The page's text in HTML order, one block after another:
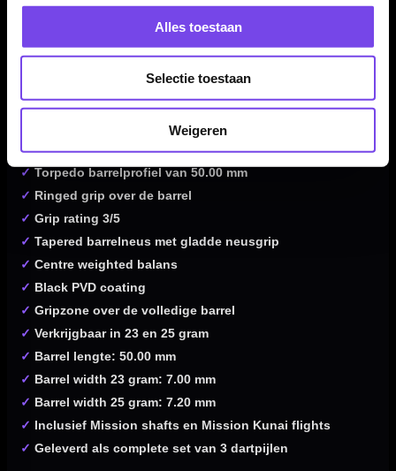
Alles toestaan
Selectie toestaan
Weigeren
complete Mission Kunai Black setup.
Kenmerken van de Mission Kunai Black 95% Dartpijlen
✓ Steeltip darts uit de Mission Kunai-serie
Geïnspireerd op de Japanse Kunai
✓ Gemaakt van 95% tungsten
✓ Torpedo barrelprofiel van 50.00 mm
✓ Ringed grip over de barrel
✓ Grip rating 3/5
✓ Tapered barrelneus met gladde neusgrip
✓ Centre weighted balans
✓ Black PVD coating
✓ Gripzone over de volledige barrel
✓ Verkrijgbaar in 23 en 25 gram
✓ Barrel lengte: 50.00 mm
✓ Barrel width 23 gram: 7.00 mm
✓ Barrel width 25 gram: 7.20 mm
✓ Inclusief Mission shafts en Mission Kunai flights
✓ Geleverd als complete set van 3 dartpijlen